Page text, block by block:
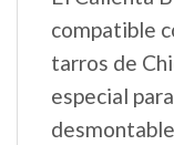
compatible
tarros de
especial